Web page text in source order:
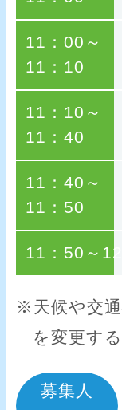
11：00～
11：10
11：10～
11：40
11：40～
11：50
11：50～
※天候や交
を変更す
募集人